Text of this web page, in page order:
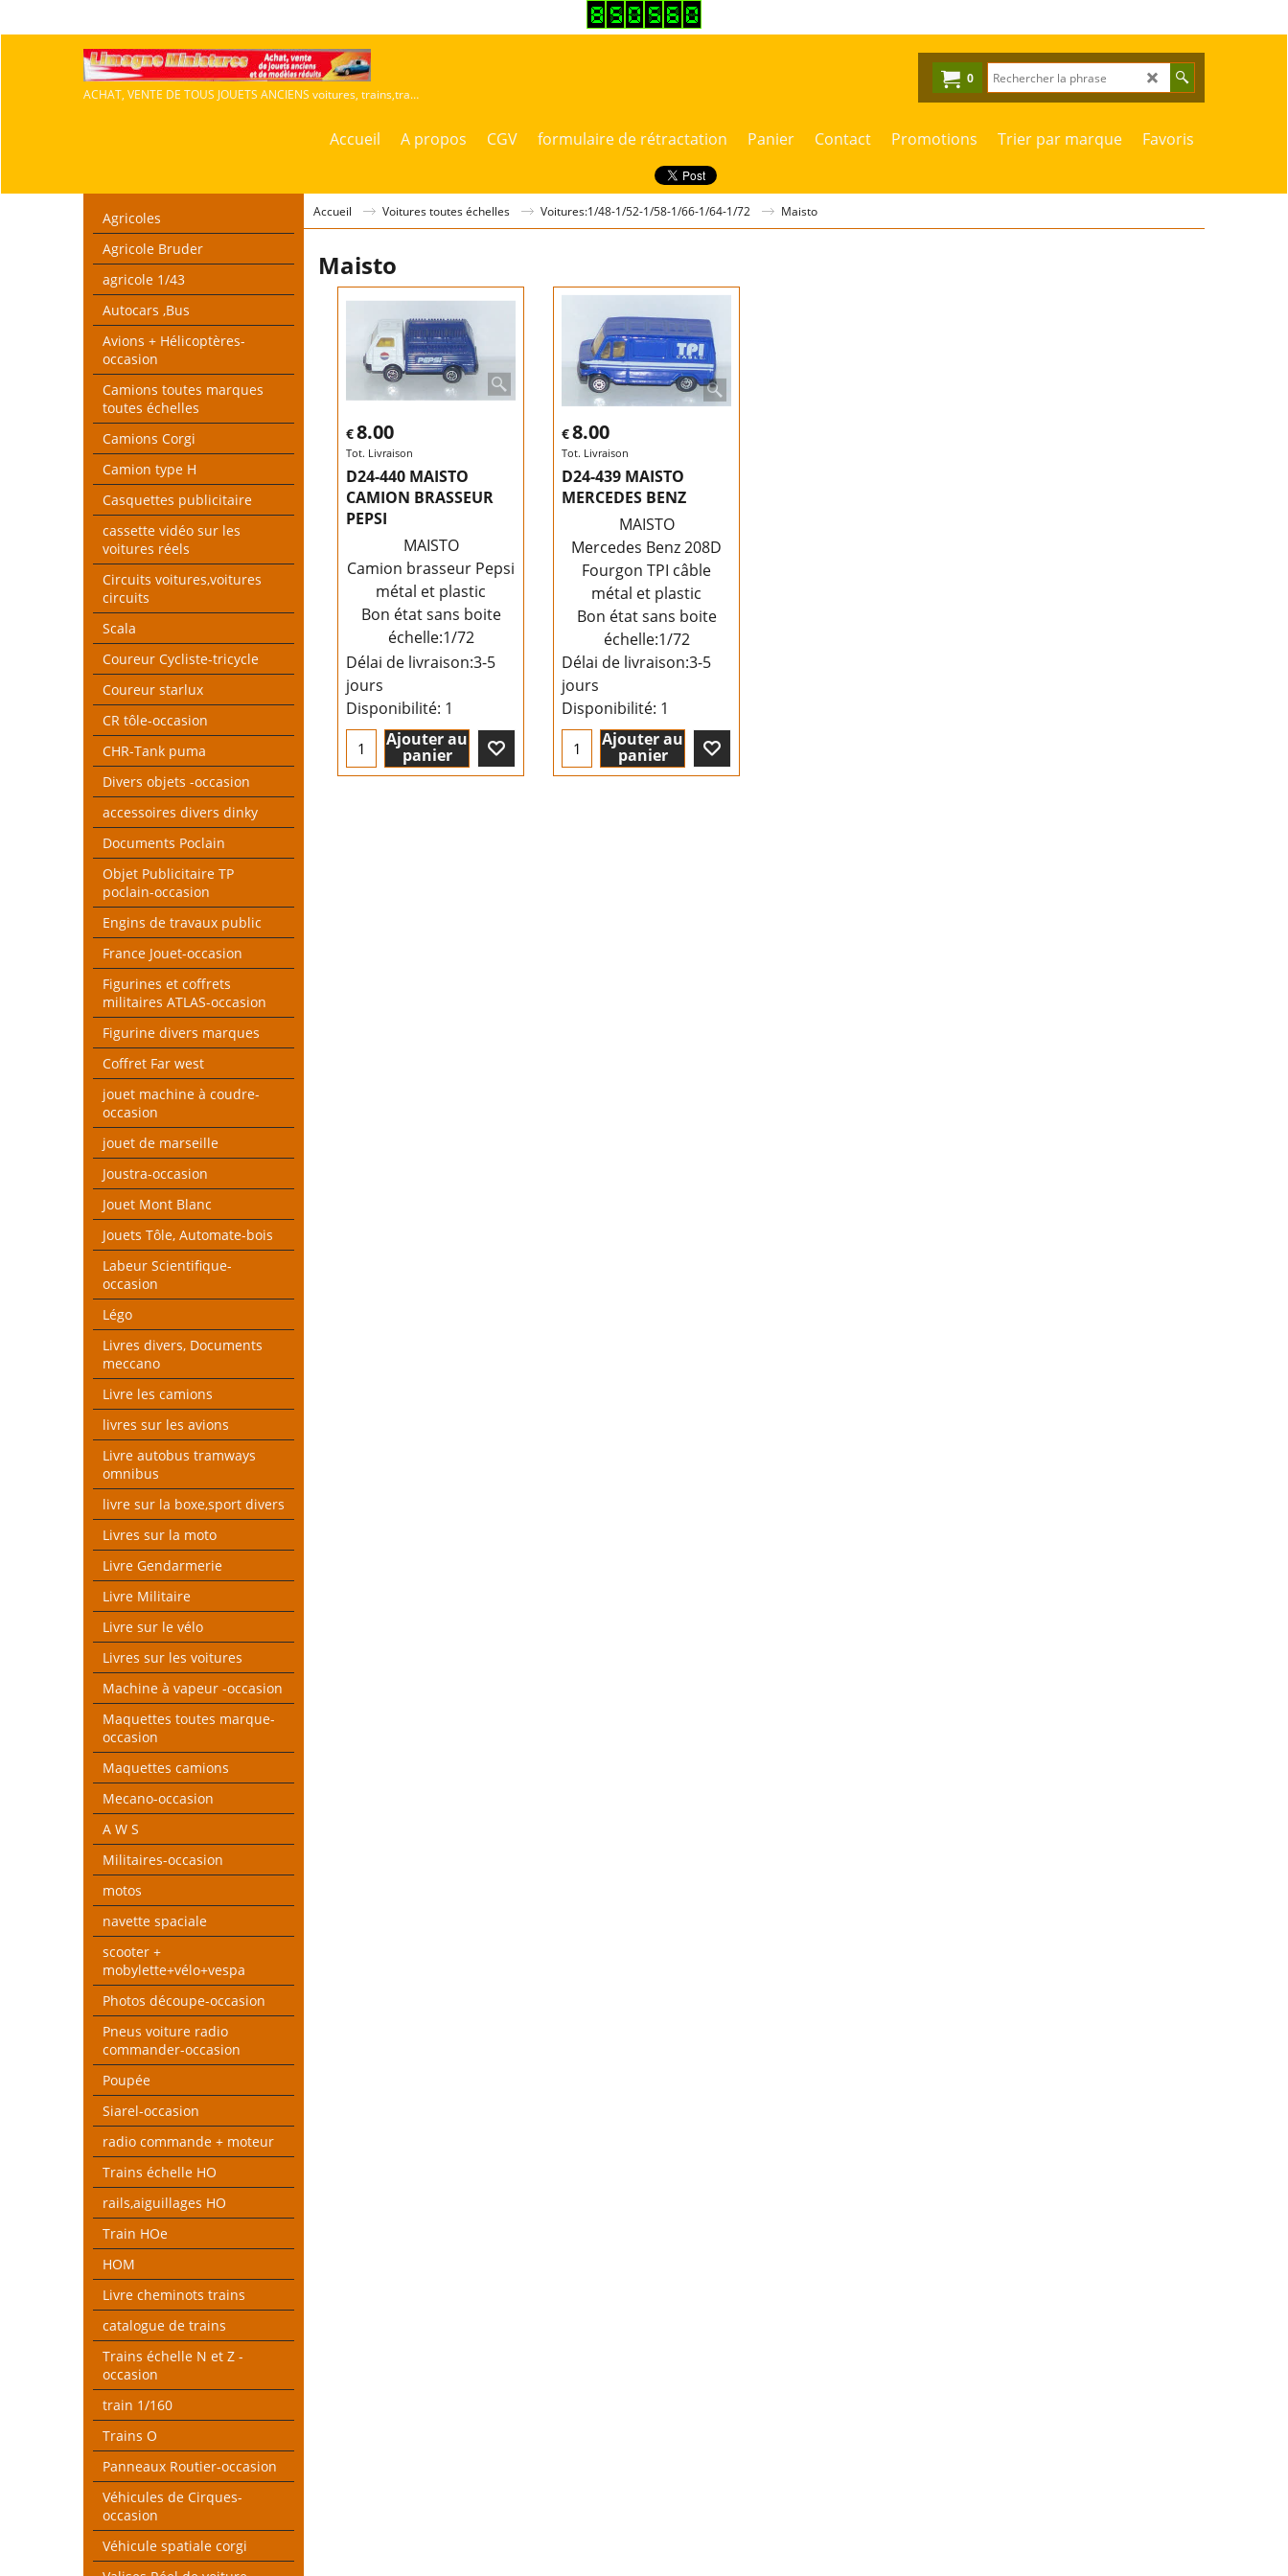
ACHAT, VENTE DE TOUS JOUETS ANCIENS voitures, trains,travaux publics,agricoles
0
Accueil A propos CGV formulaire de rétractation Panier Contact Promotions Trier par marque Favoris
Agricoles
Agricole Bruder
agricole 1/43
Autocars ,Bus
Avions + Hélicoptères-
occasion
Camions toutes marques
toutes échelles
Camions Corgi
Camion type H
Casquettes publicitaire
cassette vidéo sur les
voitures réels
Circuits voitures,voitures
circuits
Scala
Coureur Cycliste-tricycle
Coureur starlux
CR tôle-occasion
CHR-Tank puma
Divers objets -occasion
accessoires divers dinky
Documents Poclain
Objet Publicitaire TP
poclain-occasion
Engins de travaux public
France Jouet-occasion
Figurines et coffrets
militaires ATLAS-occasion
Figurine divers marques
Coffret Far west
jouet machine à coudre-
occasion
jouet de marseille
Joustra-occasion
Jouet Mont Blanc
Jouets Tôle, Automate-bois
Labeur Scientifique-
occasion
Légo
Livres divers, Documents
meccano
Livre les camions
livres sur les avions
Livre autobus tramways
omnibus
livre sur la boxe,sport divers
Livres sur la moto
Livre Gendarmerie
Livre Militaire
Livre sur le vélo
Livres sur les voitures
Machine à vapeur -occasion
Maquettes toutes marque-
occasion
Maquettes camions
Mecano-occasion
A W S
Militaires-occasion
motos
navette spaciale
scooter +
mobylette+vélo+vespa
Photos découpe-occasion
Pneus voiture radio
commander-occasion
Poupée
Siarel-occasion
radio commande + moteur
Trains échelle HO
rails,aiguillages HO
Train HOe
HOM
Livre cheminots trains
catalogue de trains
Trains échelle N et Z -
occasion
train 1/160
Trains O
Panneaux Routier-occasion
Véhicules de Cirques-
occasion
Véhicule spatiale corgi
Accueil Voitures toutes échelles Voitures:1/48-1/52-1/58-1/66-1/64-1/72 Maisto
Maisto
€8.00
Tot. Livraison
D24-440 MAISTO
CAMION BRASSEUR
PEPSI
MAISTO
Camion brasseur Pepsi
métal et plastic
Bon état sans boite
échelle:1/72
Délai de livraison:3-5
jours
Disponibilité: 1
Ajouter au
panier
€8.00
Tot. Livraison
D24-439 MAISTO
MERCEDES BENZ
MAISTO
Mercedes Benz 208D
Fourgon TPI câble
métal et plastic
Bon état sans boite
échelle:1/72
Délai de livraison:3-5
jours
Disponibilité: 1
Ajouter au
panier